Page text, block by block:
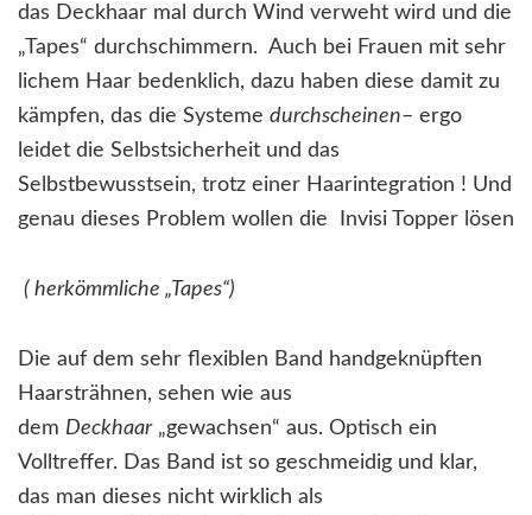
das Deckhaar mal durch Wind verweht wird und die
„Tapes“ durchschimmern. Auch bei Frauen mit sehr
lichem Haar bedenklich, dazu haben diese damit zu
kämpfen, das die Systeme durchscheinen– ergo
leidet die Selbstsicherheit und das
Selbstbewusstsein, trotz einer Haarintegration ! Und
genau dieses Problem wollen die Invisi Topper lösen
( herkömmliche „Tapes“)
Die auf dem sehr flexiblen Band handgeknüpften
Haarsträhnen, sehen wie aus
dem Deckhaar„gewachsen“ aus. Optisch ein
Volltreffer. Das Band ist so geschmeidig und klar,
das man dieses nicht wirklich als